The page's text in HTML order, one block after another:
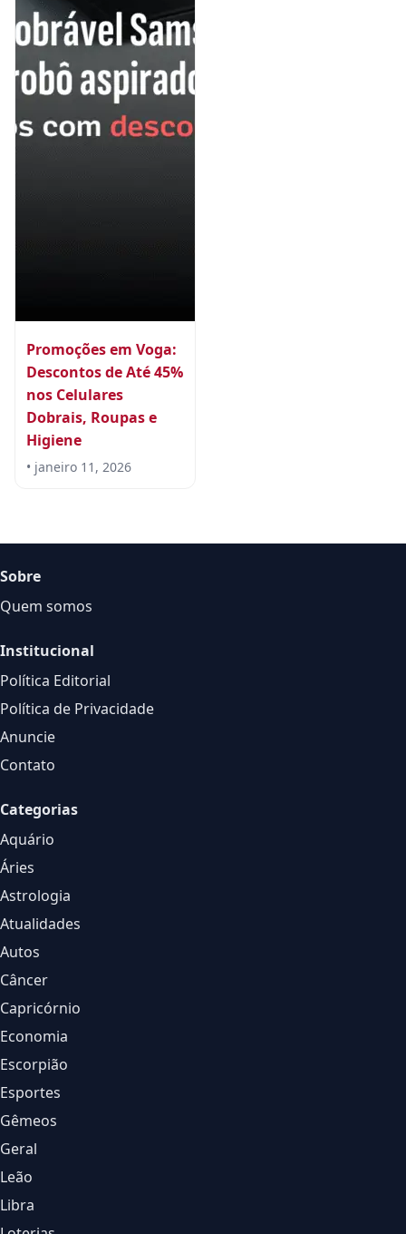
Promoções em Voga:
Descontos de Até 45%
nos Celulares
Dobrais, Roupas e
Higiene
• janeiro 11, 2026
Sobre
Quem somos
Institucional
Política Editorial
Política de Privacidade
Anuncie
Contato
Categorias
Aquário
Áries
Astrologia
Atualidades
Autos
Câncer
Capricórnio
Economia
Escorpião
Esportes
Gêmeos
Geral
Leão
Libra